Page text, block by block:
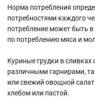
Норма потребления
потребностями каждого
потребление может быть
по потреблению мяса и
Куриные грудки в сливках
различными гарнирами,
или свежий овощной
хлебом или пастой.